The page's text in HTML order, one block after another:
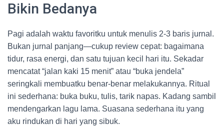
Bikin Bedanya
Pagi adalah waktu favoritku untuk menulis 2-3 baris jurnal.
Bukan jurnal panjang—cukup review cepat: bagaimana
tidur, rasa energi, dan satu tujuan kecil hari itu. Sekadar
mencatat “jalan kaki 15 menit” atau “buka jendela”
seringkali membuatku benar-benar melakukannya. Ritual
ini sederhana: buka buku, tulis, tarik napas. Kadang sambil
mendengarkan lagu lama. Suasana sederhana itu yang
aku rindukan di hari yang sibuk.